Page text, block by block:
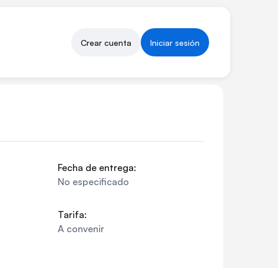
Crear cuenta Iniciar sesión
Fecha de entrega:
No especificado
Tarifa:
A convenir